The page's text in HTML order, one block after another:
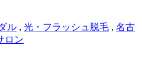
ル , 光・フラッシュ脱毛 , 名古
ロン